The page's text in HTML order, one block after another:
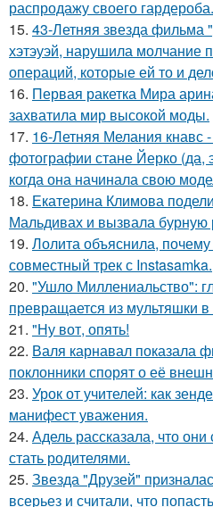
распродажу своего гардероба.
15. 43-Летняя звезда фильма
хэтэуэй, нарушила молчание
операций, которые ей то и
16. Первая ракетка Мира
захватила мир высокой моды.
17. 16-Летняя Мелания
фотографии стане Йерко (да,
когда она начинала свою
18. Екатерина Климова
Мальдивах и вызвала бурную
19. Лолита объяснила, почему
совместный трек с Instasamka.
20. "Ушло Миллениальство":
превращается из мультяшки в
21. "Ну вот, опять!
22. Валя карнавал показала
поклонники спорят о её
23. Урок от учителей: как
манифест уважения.
24. Адель рассказала, что
стать родителями.
25. Звезда "Друзей"
всерьез и считали, что